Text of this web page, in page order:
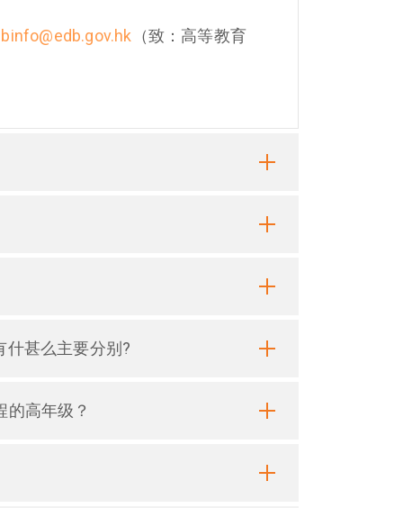
（致：高等教育
什甚么主要分别?
高年级？